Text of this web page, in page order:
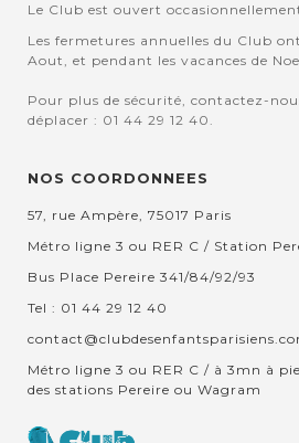
Le Club est ouvert
Les fermetures annuelles du Club
Aout, et pendant les vacances de
Pour plus de sécurité, contactez-
déplacer : 01 44 29 12 40.
NOS COORDONNEES
57, rue Ampère, 75017 Paris
Métro ligne 3 ou RER C / Station
Bus Place Pereire 341/84/92/93
Tel : 01 44 29 12 40
Métro ligne 3 ou RER C / à 3mn à
des stations Pereire ou Wagram